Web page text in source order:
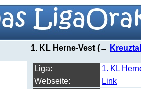
1. KL Herne-Vest (→
Liga:
1. KL
Webseite:
Link